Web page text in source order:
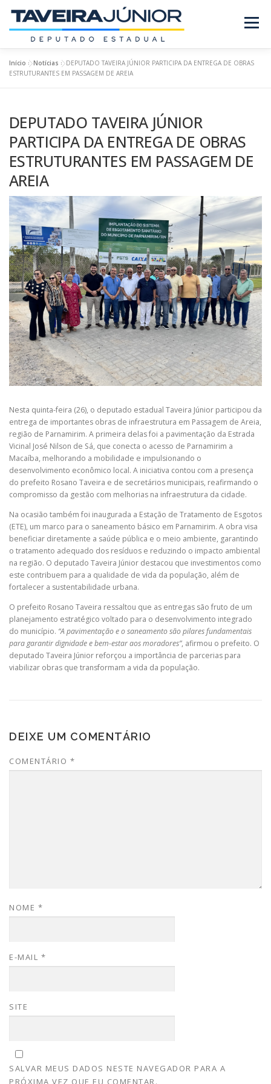
conteúdo
Menu
SOBRE O DEPUTADO PROJETOS/LEIS
REQUERIMENTOS EMENDAS NOTÍCIAS
REVISTA
Início »Notícias »DEPUTADO TAVEIRA JÚNIOR PARTICIPA DA ENTREGA DE OBRAS
ESTRUTURANTES EM PASSAGEM DE AREIA
DEPUTADO TAVEIRA JÚNIOR
PARTICIPA DA ENTREGA DE OBRAS
ESTRUTURANTES EM PASSAGEM DE
AREIA
Nesta quinta-feira (26), o deputado estadual Taveira Júnior participou da
entrega de importantes obras de infraestrutura em Passagem de Areia,
região de Parnamirim. A primeira delas foi a pavimentação da Estrada
Vicinal José Nilson de Sá, que conecta o acesso de Parnamirim a
Macaíba, melhorando a mobilidade e impulsionando o
desenvolvimento econômico local. A iniciativa contou com a presença
do prefeito Rosano Taveira e de secretários municipais, reafirmando o
compromisso da gestão com melhorias na infraestrutura da cidade.
Na ocasião também foi inaugurada a Estação de Tratamento de Esgotos
(ETE), um marco para o saneamento básico em Parnamirim. A obra visa
beneficiar diretamente a saúde pública e o meio ambiente, garantindo
o tratamento adequado dos resíduos e reduzindo o impacto ambiental
na região. O deputado Taveira Júnior destacou que investimentos como
este contribuem para a qualidade de vida da população, além de
fortalecer a sustentabilidade urbana.
O prefeito Rosano Taveira ressaltou que as entregas são fruto de um
planejamento estratégico voltado para o desenvolvimento integrado
do município. “A pavimentação e o saneamento são pilares fundamentais
para garantir dignidade e bem-estar aos moradores”, afirmou o prefeito. O
deputado Taveira Júnior reforçou a importância de parcerias para
viabilizar obras que transformam a vida da população.
DEIXE UM COMENTÁRIO
COMENTÁRIO *
NOME *
E-MAIL *
SITE
SALVAR MEUS DADOS NESTE NAVEGADOR PARA A
PRÓXIMA VEZ QUE EU COMENTAR.